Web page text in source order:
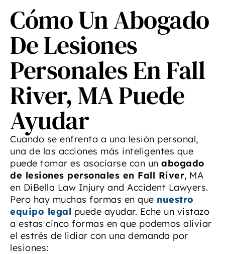
Cómo Un Abogado
De Lesiones
Personales En Fall
River, MA Puede
Ayudar
Cuando se enfrenta a una lesión personal,
una de las acciones más inteligentes que
puede tomar es asociarse con un abogado
de lesiones personales en Fall River, MA
en DiBella Law Injury and Accident Lawyers.
Pero hay muchas formas en que nuestro
equipo legal puede ayudar. Eche un vistazo
a estas cinco formas en que podemos aliviar
el estrés de lidiar con una demanda por
lesiones: